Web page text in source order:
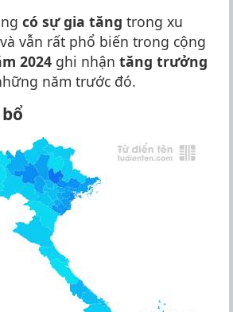
có sự gia tăng trong xu
vẫn rất phổ biến trong cộng
2024 ghi nhận tăng trưởng
năm trước đó.